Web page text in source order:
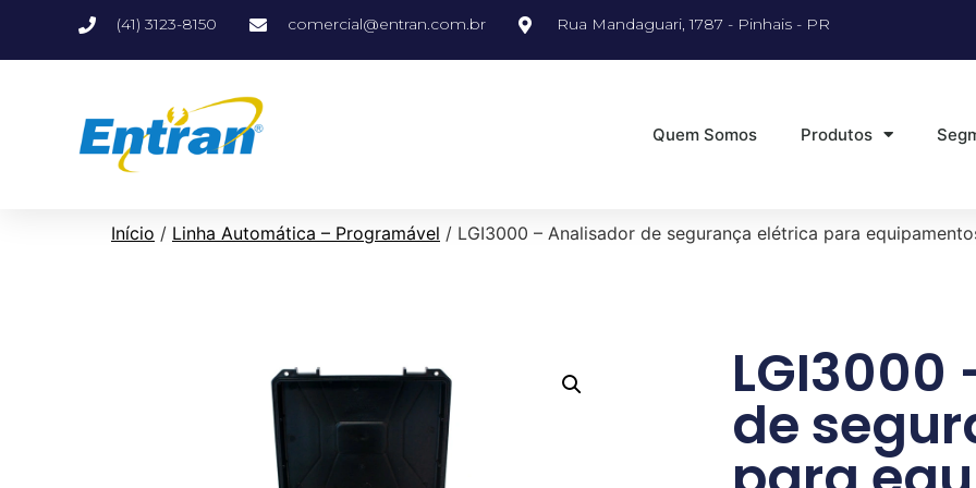
(41) 3123-8150 comercial@entran.com.br Rua Mandaguari, 1787 - Pinhais - PR
Quem Somos Produtos
Início / Linha Automática – Programável / LGI3000 – Analisador de segurança elétrica para
de